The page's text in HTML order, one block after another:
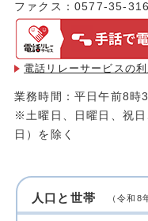
ファクス：0577-35-
電話リレーサービスの
業務時間：平日午前8時
※土曜日、日曜日、祝
日）を除く
人口と世帯 （令和8